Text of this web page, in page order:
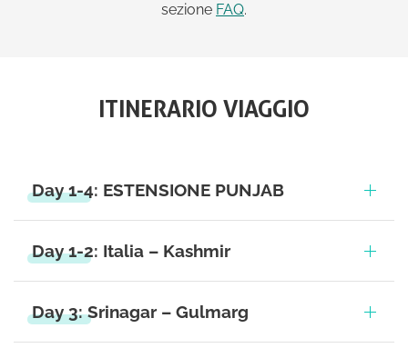
sezione FAQ.
ITINERARIO VIAGGIO
Day 1-4: ESTENSIONE PUNJAB
Day 1-2: Italia – Kashmir
Day 3: Srinagar – Gulmarg